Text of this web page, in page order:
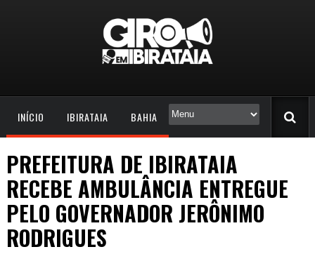
INÍCIO IBIRATAIA BAHIA
PREFEITURA DE IBIRATAIA
RECEBE AMBULÂNCIA ENTREGUE
PELO GOVERNADOR JERÔNIMO
RODRIGUES